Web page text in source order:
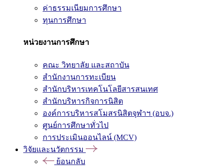
ค่าธรรมเนียมการศึกษา
ทุนการศึกษา
หน่วยงานการศึกษา
คณะ วิทยาลัย และสถาบัน
สำนักงานการทะเบียน
สำนักบริหารเทคโนโลยีสารสนเทศ
สำนักบริหารกิจการนิสิต
องค์การบริหารสโมสรนิสิตจุฬาฯ (อบจ.)
ศูนย์การศึกษาทั่วไป
การประเมินออนไลน์ (MCV)
วิจัยและนวัตกรรม
ย้อนกลับ